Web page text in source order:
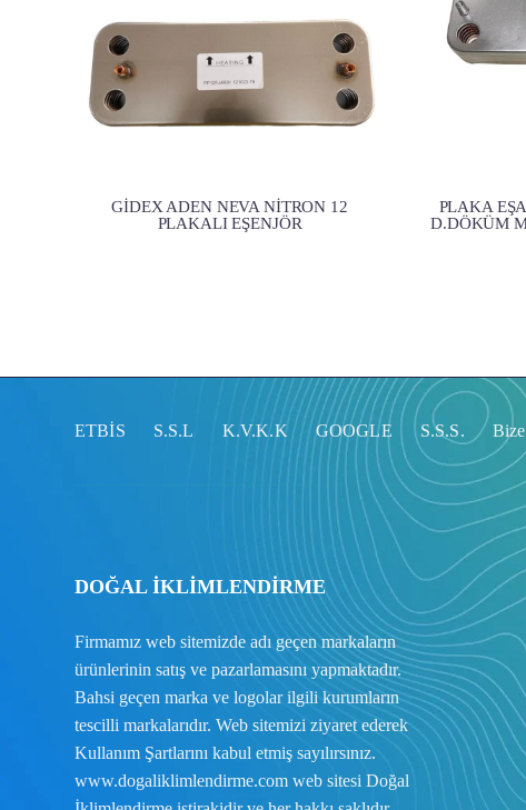
GİDEX ADEN NEVA NİTRON 12
PLAKALI EŞENJÖR
PLAKA
D.DÖKÜM
ETBİS S.S.L K.V.K.K GOOGLE S.S.S.
DOĞAL İKLİMLENDİRME
Firmamız web sitemizde adı geçen markaların
ürünlerinin satış ve pazarlamasını yapmaktadır.
Bahsi geçen marka ve logolar ilgili kurumların
tescilli markalarıdır. Web sitemizi ziyaret ederek
Kullanım Şartlarını kabul etmiş sayılırsınız.
www.dogaliklimlendirme.com web sitesi Doğal